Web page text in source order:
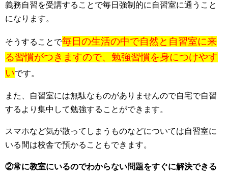
義務自習を受講することで毎日強制的に自習室に通うこと
になります。
そうすることで毎日の生活の中で自然と自習室に来
る習慣がつきますので、勉強習慣を身につけやす
いです。
また、自習室には無駄なものがありませんので自宅で自習
するより集中して勉強することができます。
スマホなど気が散ってしまうものなどについては自習室に
いる間は校舎で預かることもできます。
②常に教室にいるのでわからない問題をすぐに解決できる